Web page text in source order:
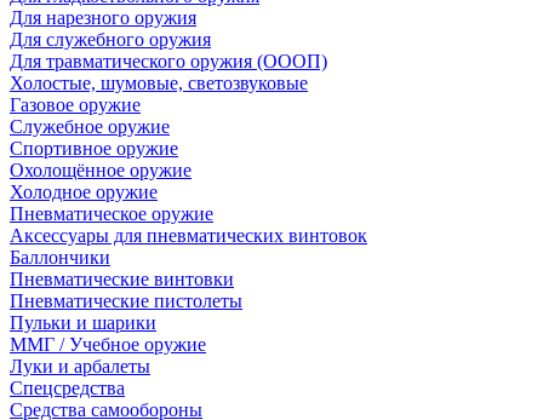
Для нарезного оружия
Для служебного оружия
Для травматического оружия (ОООП)
Холостые, шумовые, светозвуковые
Газовое оружие
Служебное оружие
Спортивное оружие
Охолощённое оружие
Холодное оружие
Пневматическое оружие
Аксессуары для пневматических винтовок
Баллончики
Пневматические винтовки
Пневматические пистолеты
Пульки и шарики
ММГ / Учебное оружие
Луки и арбалеты
Спецсредства
Средства самообороны